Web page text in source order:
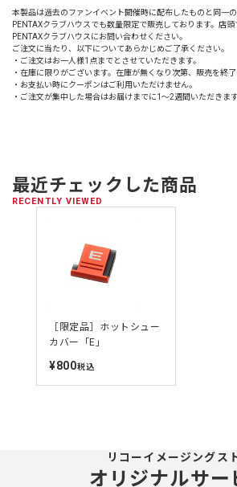
本製品は過去のファンイベント開催時に配布したものと同一の
PENTAXクラブハウスでも数量限定で販売しております。店頭
PENTAXクラブハウスにお問い合わせください。
ご注文に当たり、以下についてあらかじめご了承ください。
・ご注文はお一人様1点までとさせていただきます。
・在庫に限りがございます。在庫が無くなり次第、販売を終了
・お支払い時にクーポンはご利用いただけません。
・ご注文が集中した場合はお届けまでに1～2週間いただきます
最近チェックした商品
RECENTLY VIEWED
［限定品］ホットシュー
カバー「E」
定
¥800税込
リコーイメージングス
オリジナルサー